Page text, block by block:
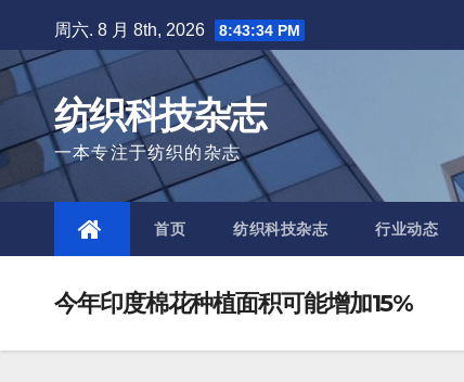
to
content
周六. 8 月 8th, 2026 8:43:35 PM
纺织科技杂志
一本专注于纺织的杂志
首页 纺织科技杂志 行业动态
今年印度棉花种植面积可能增加15%